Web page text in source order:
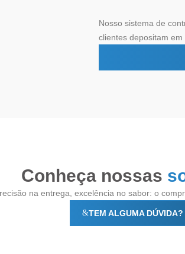
Nosso sistema de
clientes depositam em
Conheça nossas
na entrega, excelência no sabor: o
TEM ALGUMA DÚVIDA?